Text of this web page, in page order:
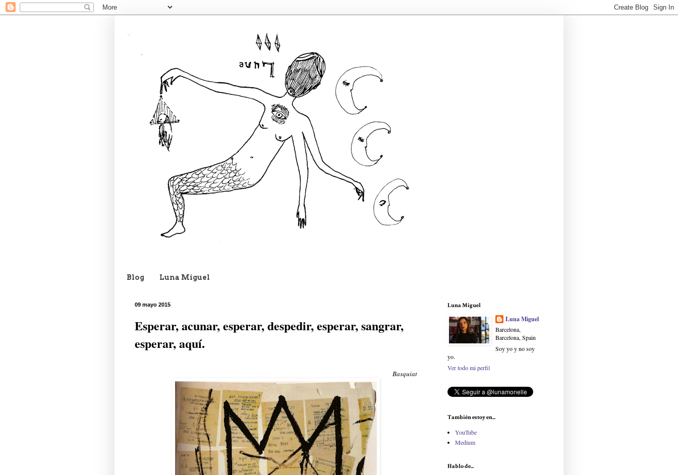
Blog Luna Miguel
09 mayo 2015
Esperar, acunar, esperar, despedir, esperar, sangrar,
esperar, aquí.
Basquiat
Luna Miguel
Luna Miguel
Barcelona,
Barcelona, Spain
Soy yo y no soy
yo.
Ver todo mi perfil
También estoy en...
YouTube
Medium
Hablo de...